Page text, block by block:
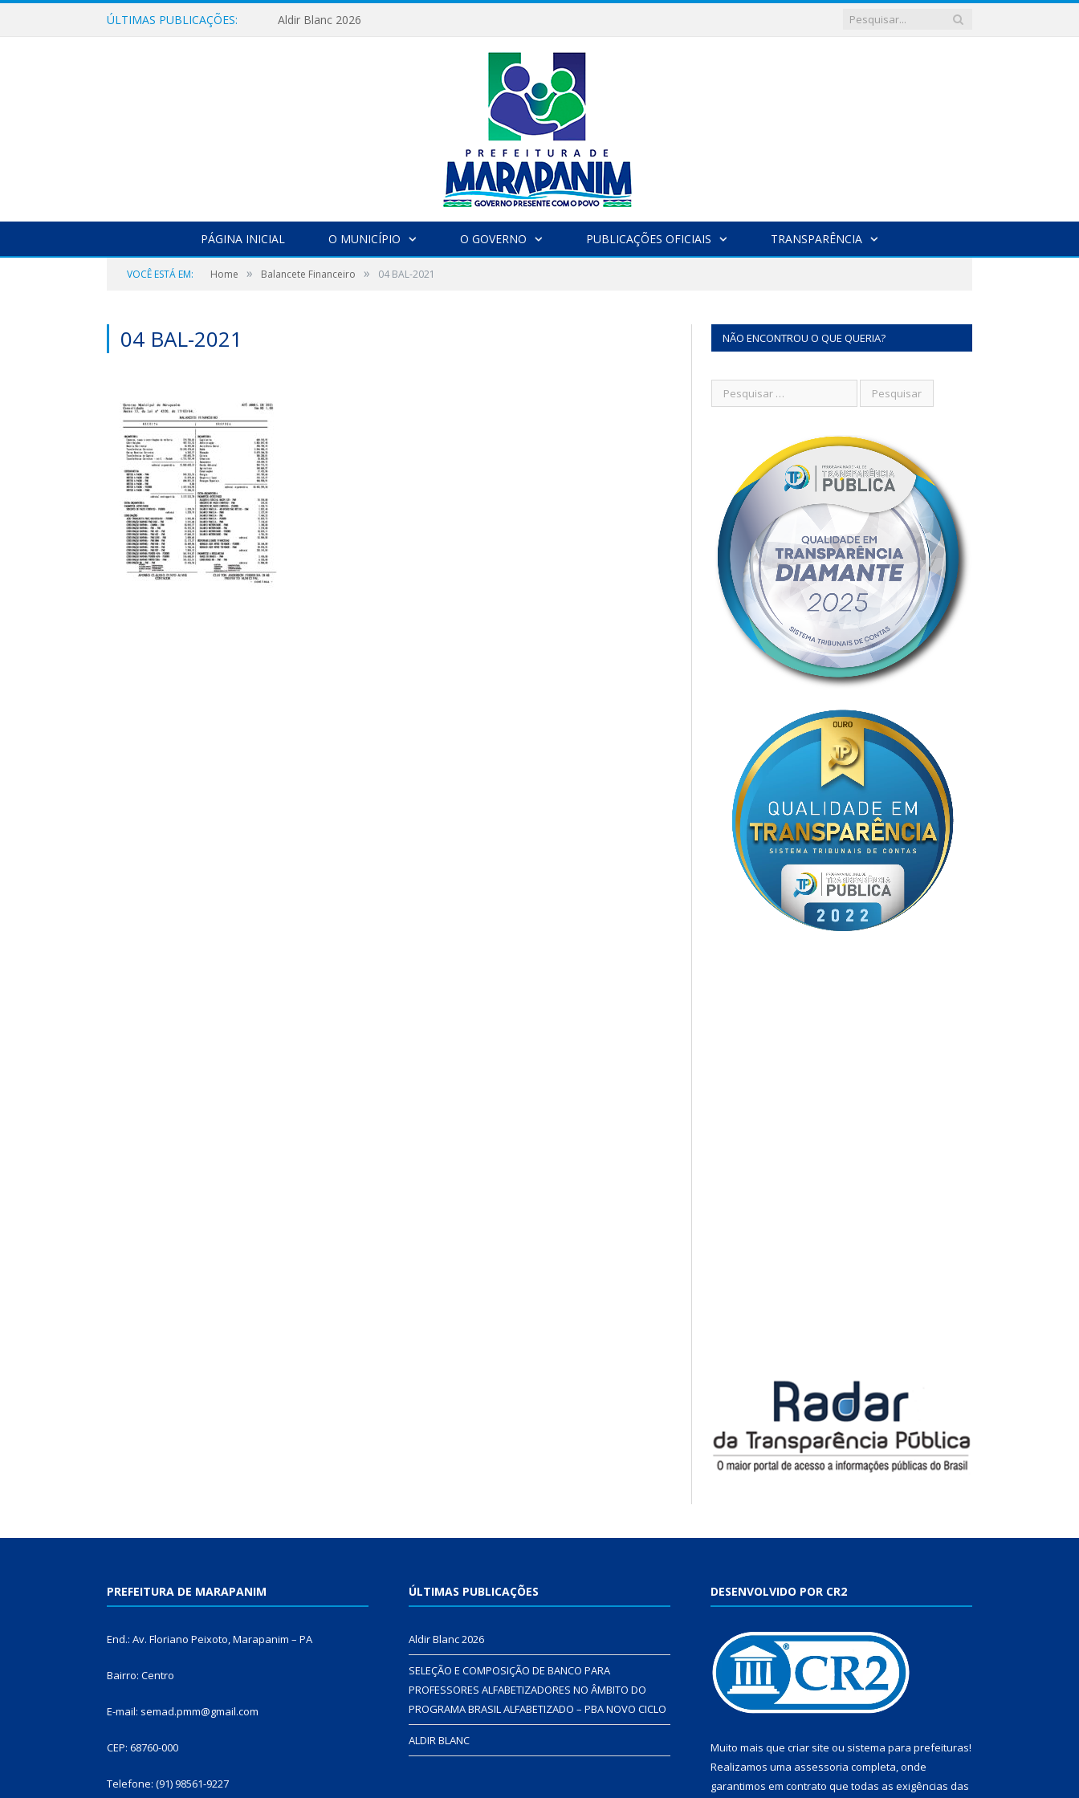
ÚLTIMAS PUBLICAÇÕES: Aldir Blanc 2026
PÁGINA INICIAL O MUNICÍPIO O GOVERNO PUBLICAÇÕES OFICIAIS TRANSPARÊNCIA
VOCÊ ESTÁ EM: Home » Balancete Financeiro » 04 BAL-2021
04 BAL-2021 NÃO ENCONTROU O QUE QUERIA?
PREFEITURA DE MARAPANIM
End.: Av. Floriano Peixoto, Marapanim – PA
Bairro: Centro
E-mail: semad.pmm@gmail.com
CEP: 68760-000
Telefone: (91) 98561-9227
ÚLTIMAS PUBLICAÇÕES
Aldir Blanc 2026
SELEÇÃO E COMPOSIÇÃO DE BANCO PARA
PROFESSORES ALFABETIZADORES NO ÂMBITO DO
PROGRAMA BRASIL ALFABETIZADO – PBA NOVO CICLO
ALDIR BLANC
DESENVOLVIDO POR CR2
Muito mais que criar site ou sistema para prefeituras!
Realizamos uma assessoria completa, onde
garantimos em contrato que todas as exigências das